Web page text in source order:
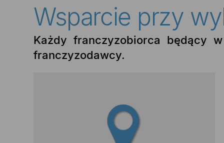
Wsparcie przy
Każdy franczyzobiorca będący
franczyzodawcy.